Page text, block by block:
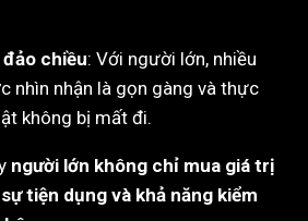
chiều: Với người lớn, nhiều
nhìn nhận là gọn gàng và thực
không bị mất đi.
người lớn không chỉ mua giá trị
tiện dụng và khả năng kiểm